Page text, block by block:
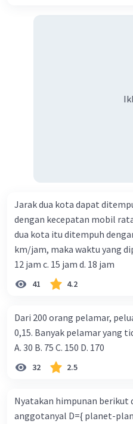
Jarak dua kota dapat
dengan kecepatan mobil
dua kota itu ditempuh
km/jam, maka waktu yang
12 jam c. 15 jam d. 18 jam
41 4.2
Dari 200 orang pelamar,
0,15. Banyak pelamar yang
A. 30 B. 75 C. 150 D. 170
32 2.5
Nyatakan himpunan berikut
anggotanyal D={ planet-